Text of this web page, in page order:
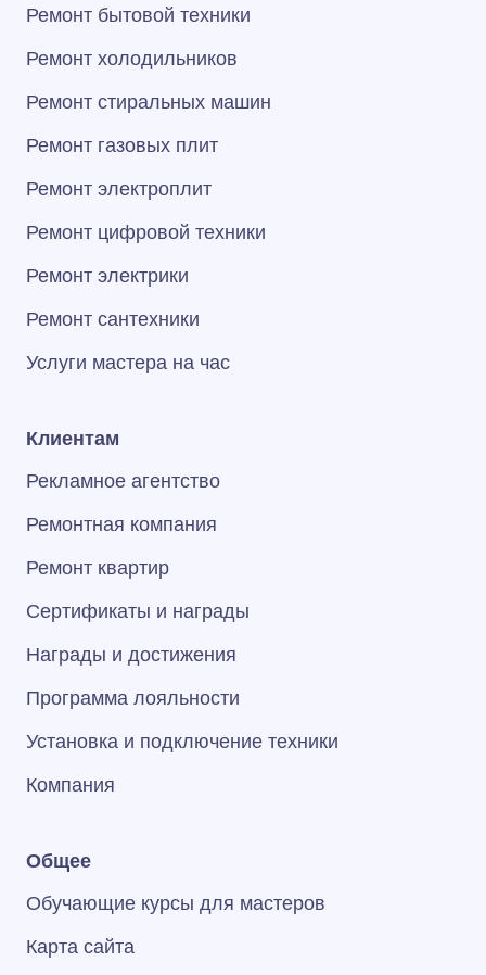
Ремонт бытовой техники
Ремонт холодильников
Ремонт стиральных машин
Ремонт газовых плит
Ремонт электроплит
Ремонт цифровой техники
Ремонт электрики
Ремонт сантехники
Услуги мастера на час
Клиентам
Рекламное агентство
Ремонтная компания
Ремонт квартир
Сертификаты и награды
Награды и достижения
Программа лояльности
Установка и подключение техники
Компания
Общее
Обучающие курсы для мастеров
Карта сайта